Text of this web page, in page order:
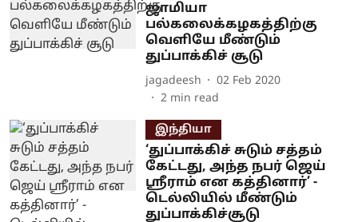
ஜாமியா
பல்கலைக்கழகத்திற்கு
வெளியே மீண்டும்
துப்பாக்கிச் சூடு
jagadeesh
02 Feb 2020
2 min read
இந்தியா
‘துப்பாக்கிச் சுடும் சத்தம்
கேட்டது, அந்த நபர் ஜெய்
ஸ்ரீராம் என கத்தினார்’ -
டெல்லியில் மீண்டும்
துப்பாக்கிச்சூடு